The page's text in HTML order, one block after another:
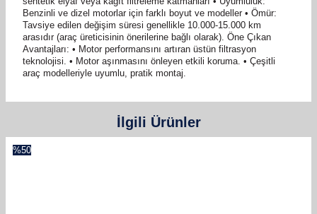
Benzinli ve dizel motorlar için farklı boyut ve modeller • Ömür:
Tavsiye edilen değişim süresi genellikle 10.000-15.000 km
arasıdır (araç üreticisinin önerilerine bağlı olarak). Öne Çıkan
Avantajları: • Motor performansını artıran üstün filtrasyon
teknolojisi. • Motor aşınmasını önleyen etkili koruma. • Çeşitli
araç modelleriyle uyumlu, pratik montaj.
İlgili Ürünler
%50